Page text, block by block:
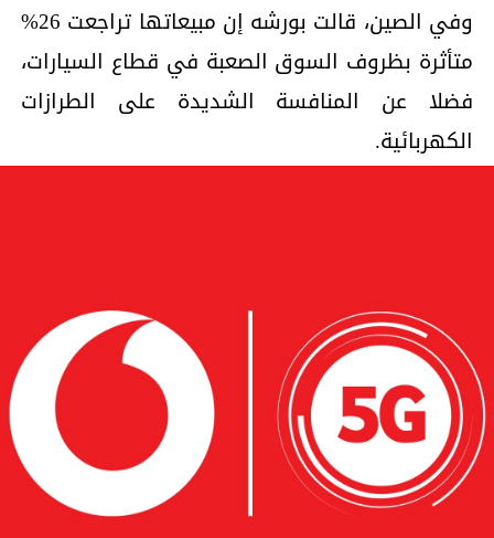
وفي الصين، قالت بورشه إن مبيعاتها تراجعت 26%
متأثرة بظروف السوق الصعبة في قطاع السيارات،
فضلا عن المنافسة الشديدة على الطرازات
‌الكهربائية.